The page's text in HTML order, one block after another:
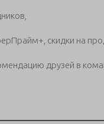
скидки на
друзей в